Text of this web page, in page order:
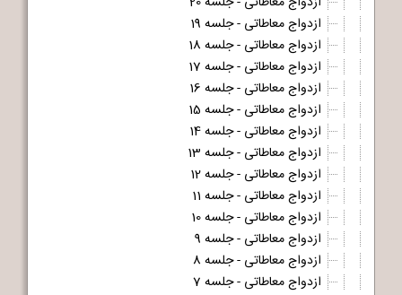
ازدواج معاطاتی - جلسه 19
ازدواج معاطاتی - جلسه 18
ازدواج معاطاتی - جلسه 17
ازدواج معاطاتی - جلسه 16
ازدواج معاطاتی - جلسه 15
ازدواج معاطاتی - جلسه 14
ازدواج معاطاتی - جلسه 13
ازدواج معاطاتی - جلسه 12
ازدواج معاطاتی - جلسه 11
ازدواج معاطاتی - جلسه 10
ازدواج معاطاتی - جلسه 9
ازدواج معاطاتی - جلسه 8
ازدواج معاطاتی - جلسه 7